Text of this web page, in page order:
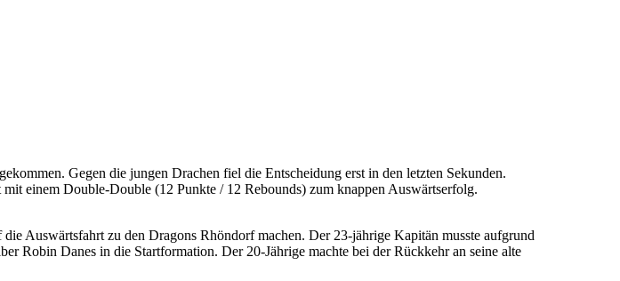
Gegen die jungen Drachen fiel die Entscheidung erst in den letzten Sekunden.
einem Double-Double (12 Punkte / 12 Rebounds) zum knappen Auswärtserfolg.
Auswärtsfahrt zu den Dragons Rhöndorf machen. Der 23-jährige Kapitän musste aufgrund
Robin Danes in die Startformation. Der 20-Jährige machte bei der Rückkehr an seine alte